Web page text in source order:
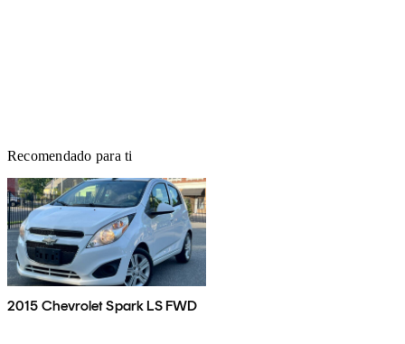
Recomendado para ti
2015 Chevrolet Spark LS FWD